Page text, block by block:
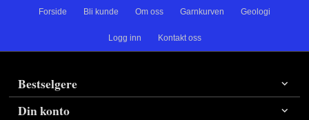
Forside Bli kunde Om oss Garnkurven Geologi
Logg inn Kontakt oss
Bestselgere
Din konto